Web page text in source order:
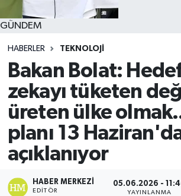
GÜNDEM
HABERLER TEKNOLOJİ
Bakan Bolat:
zekayı tüketen
üreten ülke
planı 13
açıklanıyor
HABER MERKEZI
EDITÖR
05.06.2026 -
YAYINLANMA